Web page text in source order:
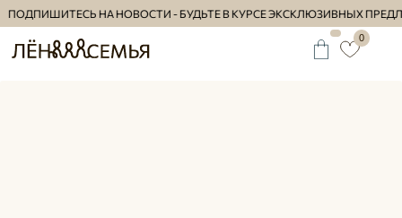
НА НОВОСТИ - БУДЬТЕ В КУРСЕ ЭКСКЛЮЗИВНЫХ
0